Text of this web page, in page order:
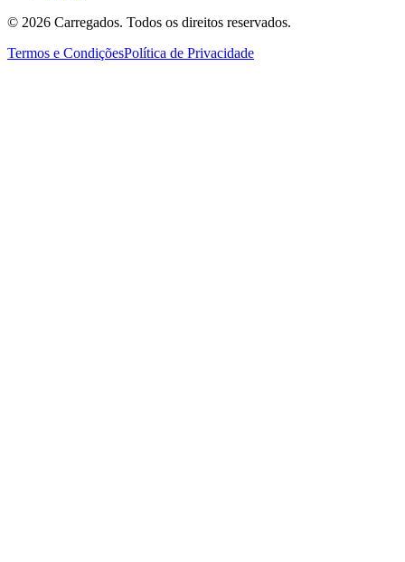
© 2026 Carregados. Todos os direitos reservados.
Termos e CondiçõesPolítica de Privacidade